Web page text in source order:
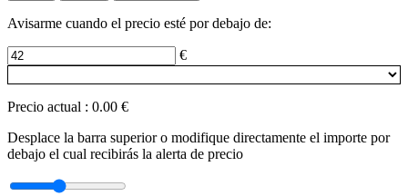
Avisarme cuando el precio esté por debajo de:
€
Precio actual : 0.00 €
Desplace la barra superior o modifique directamente el importe por
debajo el cual recibirás la alerta de precio